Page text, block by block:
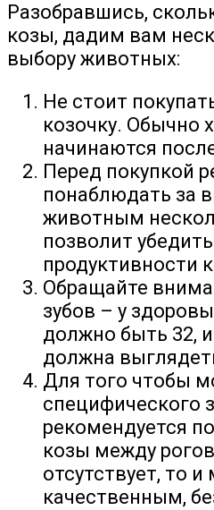
Разобравшись,
козы, дадим вам
выбору животных:
Не стоит
козочку. Обычно
начинаются
Перед покупкой
понаблюдать за
животным
позволит
продуктивности
Обращайте
зубов – у
должно быть 32,
должна
Для того чтобы
специфического
рекомендуется
козы между
отсутствует, то
качественным,